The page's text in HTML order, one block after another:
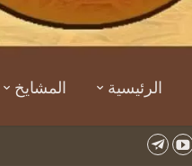
الرئيسية المشايخ